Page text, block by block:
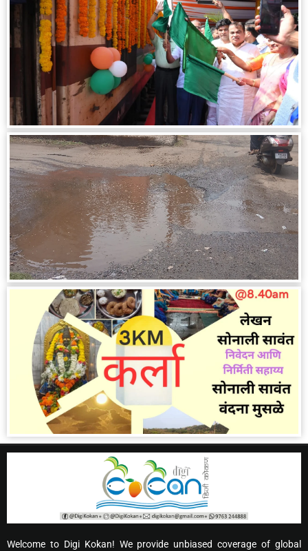
Welcome to Digi Kokan! We provide unbiased coverage of global